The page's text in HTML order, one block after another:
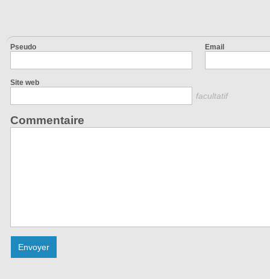
Pseudo Email
Site web
facultatif
Commentaire